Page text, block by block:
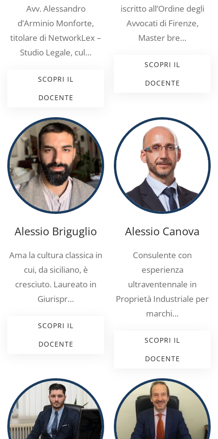
Avv. Alessandro
d’Arminio Monforte,
titolare di NetworkLex –
Studio Legale, cul…
SCOPRI IL
DOCENTE
iscritto all’Ordine degli
Avvocati di Firenze,
Master bre…
SCOPRI IL
DOCENTE
Alessio Briguglio
Ama la cultura classica in
cui, da siciliano, è
cresciuto. Laureato in
Giurispr…
SCOPRI IL
DOCENTE
Alessio Canova
Consulente con
esperienza
ultraventennale in
Proprietà Industriale per
marchi…
SCOPRI IL
DOCENTE